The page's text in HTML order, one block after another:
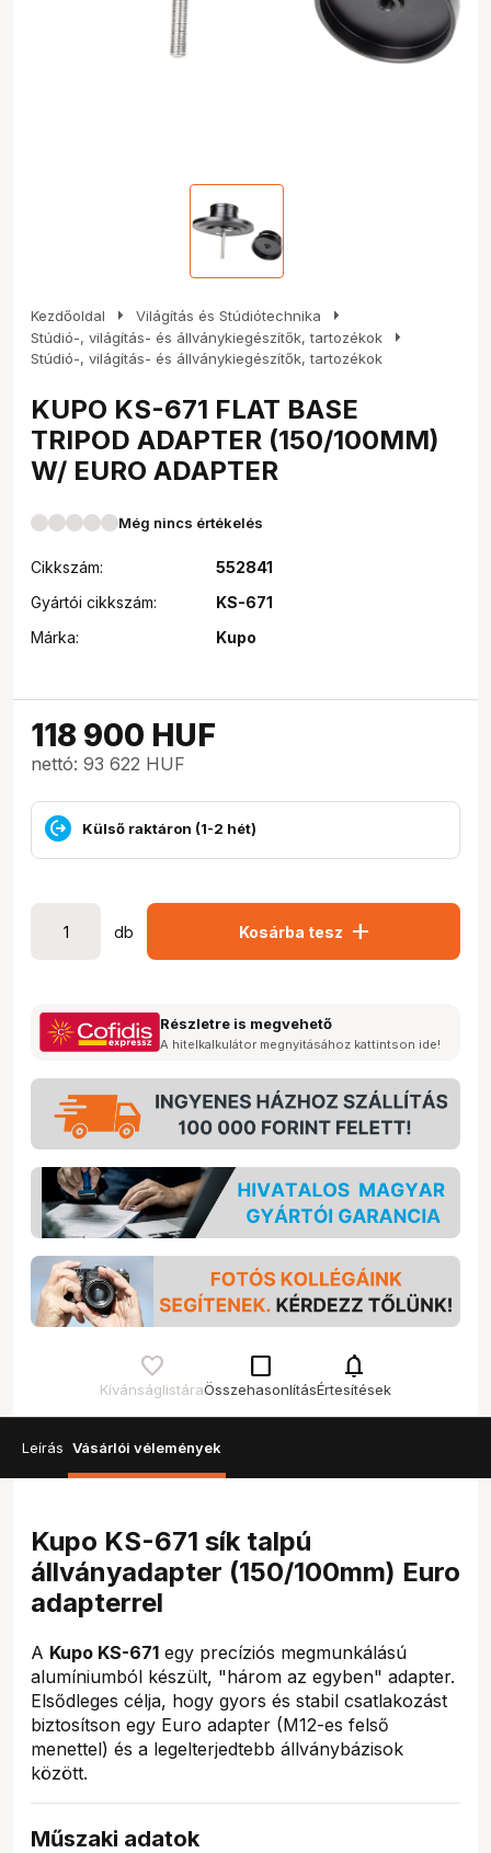
Kezdőoldal arrow_right Világítás és Stúdiótechnika arrow_right
Stúdió-, világítás- és állványkiegészítők, tartozékok arrow_right
Stúdió-, világítás- és állványkiegészítők, tartozékok
KUPO KS-671 FLAT BASE
TRIPOD ADAPTER (150/100MM)
W/ EURO ADAPTER
Még nincs értékelés
Cikkszám:
552841
Gyártói cikkszám:
KS-671
Márka:
Kupo
118 900 HUF
nettó: 93 622 HUF
Külső raktáron (1-2 hét)
db Kosárba tesz add
Részletre is megvehető
A hitelkalkulátor megnyitásához kattintson ide!
Kívánságlistára
check_box_outline_blank
Összehasonlítás
notifications
Értesítések
Leírás Vásárlói vélemények
Kupo KS-671 sík talpú
állványadapter (150/100mm) Euro
adapterrel
A Kupo KS-671 egy precíziós megmunkálású
alumíniumból készült, "három az egyben" adapter.
Elsődleges célja, hogy gyors és stabil csatlakozást
biztosítson egy Euro adapter (M12-es felső
menettel) és a legelterjedtebb állványbázisok
között.
Műszaki adatok